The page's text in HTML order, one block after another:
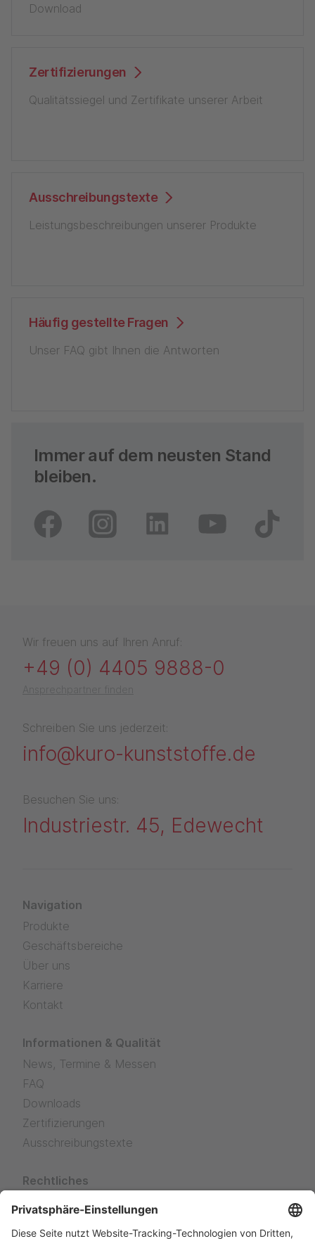
Download
Zertifizierungen
Qualitätssiegel und Zertifikate unserer Arbeit
Ausschreibungstexte
Leistungsbeschreibungen unserer Produkte
Häufig gestellte Fragen
Unser FAQ gibt Ihnen die Antworten
Immer auf dem neusten Stand
bleiben.
Wir freuen uns auf Ihren Anruf:
+49 (0) 4405 9888-0
Schreiben Sie uns jederzeit:
info@kuro-kunststoffe.de
Besuchen Sie uns:
Industriestr. 45, Edewecht
Navigation
Produkte
Geschäftsbereiche
Über uns
Karriere
Kontakt
Informationen & Qualität
News, Termine & Messen
FAQ
Downloads
Zertifizierungen
Ausschreibungstexte
Rechtliches
Datenschutz